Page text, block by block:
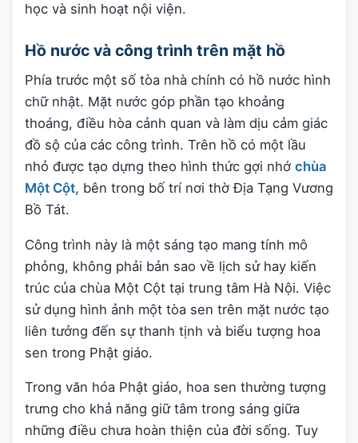
học và sinh hoạt nội viện.
Hồ nước và công trình trên mặt hồ
Phía trước một số tòa nhà chính có hồ nước hình
chữ nhật. Mặt nước góp phần tạo khoảng
thoáng, điều hòa cảnh quan và làm dịu cảm giác
đồ sộ của các công trình. Trên hồ có một lầu
nhỏ được tạo dựng theo hình thức gợi nhớ chùa
Một Cột, bên trong bố trí nơi thờ Địa Tạng Vương
Bồ Tát.
Công trình này là một sáng tạo mang tính mô
phỏng, không phải bản sao về lịch sử hay kiến
trúc của chùa Một Cột tại trung tâm Hà Nội. Việc
sử dụng hình ảnh một tòa sen trên mặt nước tạo
liên tưởng đến sự thanh tịnh và biểu tượng hoa
sen trong Phật giáo.
Trong văn hóa Phật giáo, hoa sen thường tượng
trưng cho khả năng giữ tâm trong sáng giữa
những điều chưa hoàn thiện của đời sống. Tuy